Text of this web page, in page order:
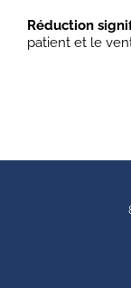
Réduction
patient et le